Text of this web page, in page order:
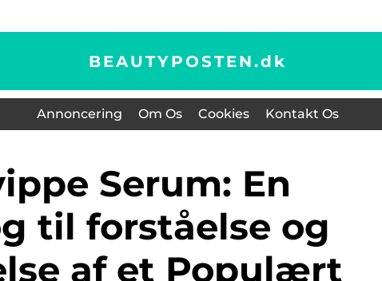
BEAUTYPOSTEN.dk
Annoncering Om Os Cookies Kontakt Os
til forståelse og
af et Populært